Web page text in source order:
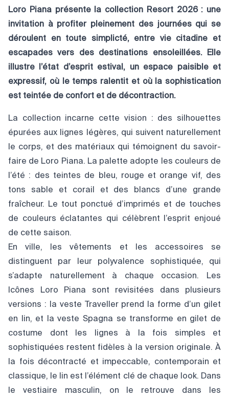
Loro Piana présente la collection Resort 2026 : une
invitation à profiter pleinement des journées qui se
déroulent en toute simplicté, entre vie citadine et
escapades vers des destinations ensoleillées. Elle
illustre l’état d’esprit estival, un espace paisible et
expressif, où le temps ralentit et où la sophistication
est teintée de confort et de décontraction.
La collection incarne cette vision : des silhouettes
épurées aux lignes légères, qui suivent naturellement
le corps, et des matériaux qui témoignent du savoir-
faire de Loro Piana. La palette adopte les couleurs de
l’été : des teintes de bleu, rouge et orange vif, des
tons sable et corail et des blancs d’une grande
fraîcheur. Le tout ponctué d’imprimés et de touches
de couleurs éclatantes qui célèbrent l’esprit enjoué
de cette saison.
En ville, les vêtements et les accessoires se
distinguent par leur polyvalence sophistiquée, qui
s’adapte naturellement à chaque occasion. Les
Icônes Loro Piana sont revisitées dans plusieurs
versions : la veste Traveller prend la forme d’un gilet
en lin, et la veste Spagna se transforme en gilet de
costume dont les lignes à la fois simples et
sophistiquées restent fidèles à la version originale. À
la fois décontracté et impeccable, contemporain et
classique, le lin est l’élément clé de chaque look. Dans
le vestiaire masculin, on le retrouve dans les